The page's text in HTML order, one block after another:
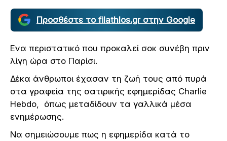
Προσθέστε το filathlos.gr στην Google
Ενα περιστατικό που προκαλεί σοκ συνέβη πριν
λίγη ώρα στο Παρίσι.
Δέκα άνθρωποι έχασαν τη ζωή τους από πυρά
στα γραφεία της σατιρικής εφημερίδας Charlie
Hebdo, όπως μεταδίδουν τα γαλλικά μέσα
ενημέρωσης.
Να σημειώσουμε πως η εφημερίδα κατά το